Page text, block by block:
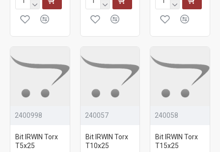
2400998
Bit IRWIN Torx
T5x25
240057
Bit IRWIN Torx
T10x25
240058
Bit IRWIN Torx
T15x25